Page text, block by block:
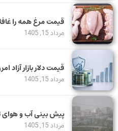
قیمت مرغ همه را غافلگیر
مرداد 15, 1405
قیمت دلار بازار آزاد امروز پنجشنبه ۱۵
مرداد 15, 1405
پیش بینی آب و هوای تهران ۱۵
مرداد 15, 1405